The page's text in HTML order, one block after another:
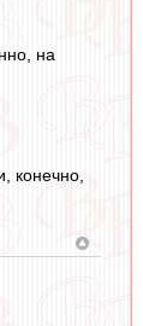
на
конечно,